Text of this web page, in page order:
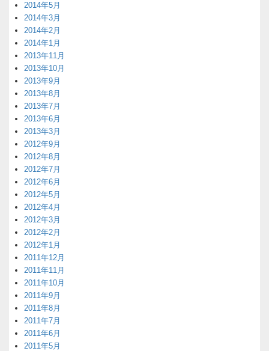
2014年5月
2014年3月
2014年2月
2014年1月
2013年11月
2013年10月
2013年9月
2013年8月
2013年7月
2013年6月
2013年3月
2012年9月
2012年8月
2012年7月
2012年6月
2012年5月
2012年4月
2012年3月
2012年2月
2012年1月
2011年12月
2011年11月
2011年10月
2011年9月
2011年8月
2011年7月
2011年6月
2011年5月